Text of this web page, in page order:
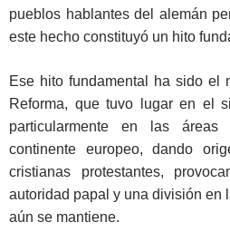
pueblos hablantes del alemán
este hecho constituyó un hito
Ese hito fundamental ha sido el
Reforma, que tuvo lugar en el
particularmente en las
continente europeo, dando
cristianas protestantes,
autoridad papal y una división en
aún se mantiene.